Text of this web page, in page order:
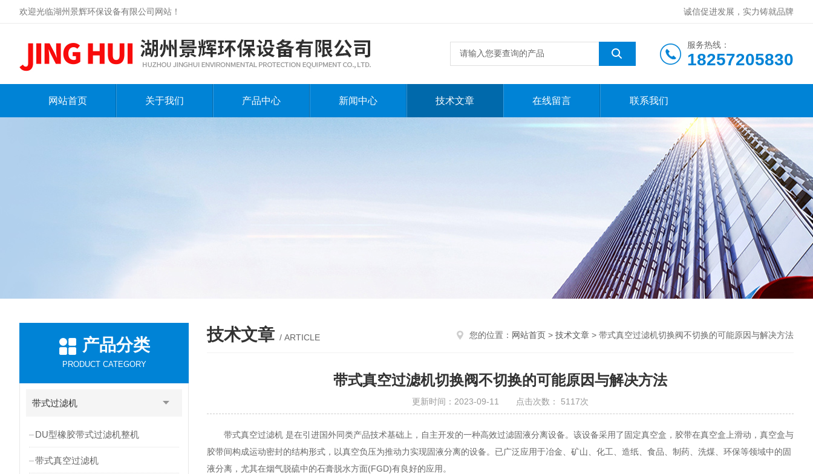
欢迎光临湖州景辉环保设备有限公司网站！ 诚信促进发展，实力铸就品牌
服务热线：
18257205830
网站首页 关于我们 产品中心 新闻中心 技术文章 在线留言 联系我们
产品分类
PRODUCT CATEGORY
带式过滤机
DU型橡胶带式过滤机整机
带式真空过滤机
技术文章 / ARTICLE 您的位置： 网站首页 > 技术文章 > 带式真空过滤机切换阀不切换的可能原因与解决方法
带式真空过滤机切换阀不切换的可能原因与解决方法
更新时间：2023-09-11 点击次数： 5117次
带式真空过滤机 是在引进国外同类产品技术基础上，自主开发的一种高效过滤固液分离设备。该设备采用了固定真空盒，胶带在真空盒上滑动，真空盒与
胶带间构成运动密封的结构形式，以真空负压为推动力实现固液分离的设备。已广泛应用于冶金、矿山、化工、造纸、食品、制药、洗煤、环保等领域中的固
液分离，尤其在烟气脱硫中的石膏脱水方面(FGD)有良好的应用。